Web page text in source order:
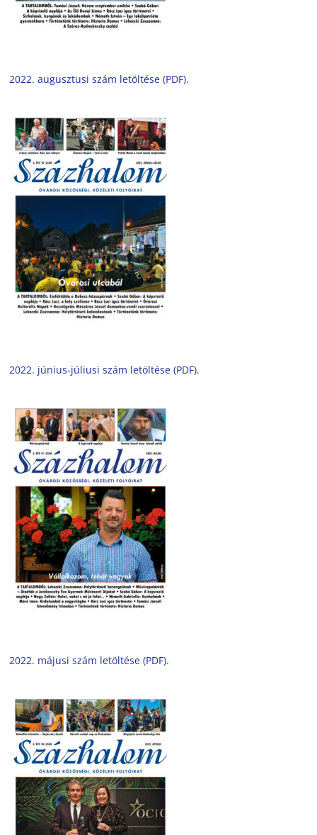
2022. augusztusi szám letöltése (PDF).
2022. június-júliusi szám letöltése (PDF).
2022. májusi szám letöltése (PDF).